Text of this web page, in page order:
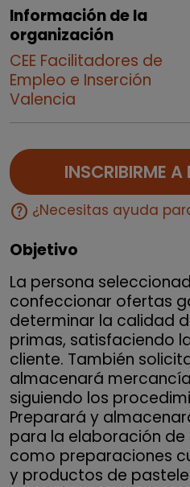
Información de la
organización
CEE Facilitadores de
Empleo e Inserción
Valencia
INSCRIBIRME A
help ¿Necesitas ayuda
Objetivo
La persona
confeccionar ofertas
determinar la calidad
primas, satisfaciendo
cliente. También
almacenará
siguiendo los
Preparará y
para la elaboración
como preparaciones
y productos de